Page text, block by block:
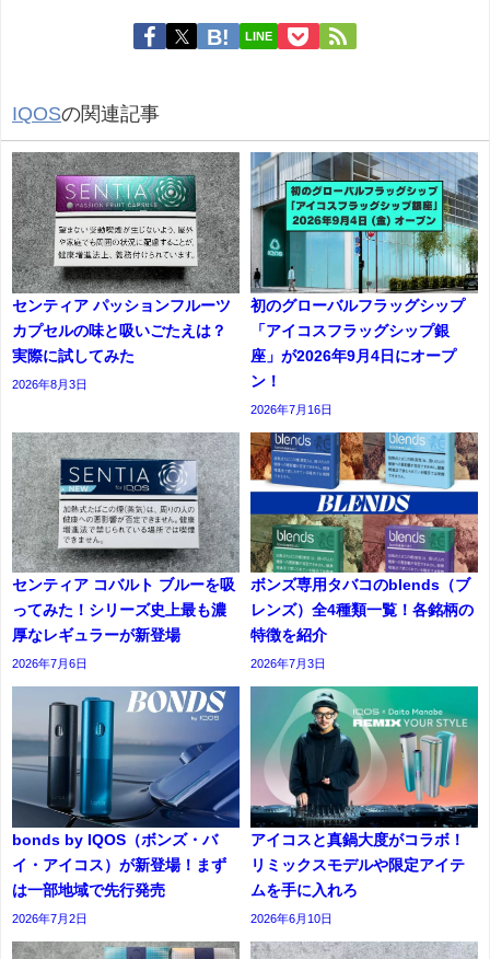
LINE
IQOSの関連記事
センティア パッションフルーツ
カプセルの味と吸いごたえは？
実際に試してみた
2026年8月3日
初のグローバルフラッグシップ
「アイコスフラッグシップ銀
座」が2026年9月4日にオープ
ン！
2026年7月16日
センティア コバルト ブルーを吸
ってみた！シリーズ史上最も濃
厚なレギュラーが新登場
2026年7月6日
ボンズ専用タバコのblends（ブ
レンズ）全4種類一覧！各銘柄の
特徴を紹介
2026年7月3日
bonds by IQOS（ボンズ・バ
イ・アイコス）が新登場！まず
は一部地域で先行発売
2026年7月2日
アイコスと真鍋大度がコラボ！
リミックスモデルや限定アイテ
ムを手に入れろ
2026年6月10日